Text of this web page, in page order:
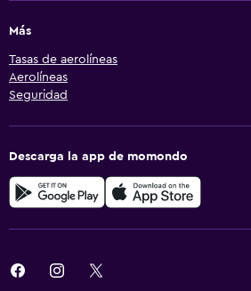
Más
Tasas de aerolíneas
Aerolíneas
Seguridad
Descarga la app de momondo